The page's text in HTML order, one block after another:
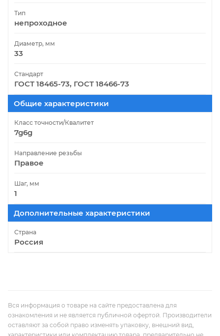
Тип
непроходное
Диаметр, мм
33
Стандарт
ГОСТ 18465-73, ГОСТ 18466-73
Общие характеристики
Класс точности/Квалитет
7g6g
Направление резьбы
Правое
Шаг, мм
1
Дополнительные характеристики
Страна
Россия
Вся информация о товаре на сайте предоставлена для
ознакомления и не является публичной офертой. Производители
оставляют за собой право изменять упаковку, внешний вид,